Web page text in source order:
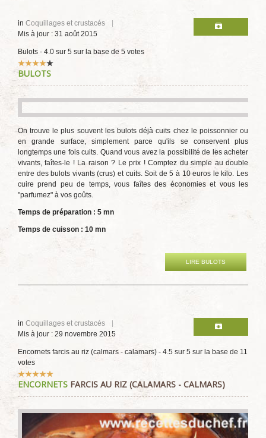
in Coquillages et crustacés
Mis à jour : 31 août 2015
Bulots - 4.0 sur 5 sur la base de 5 votes
Vote
utilisateur:
BULOTS
On trouve le plus souvent les bulots déjà cuits chez le poissonnier ou
en grande surface, simplement parce qu'ils se conservent plus
longtemps une fois cuits. Quand vous avez la possibilité de les acheter
vivants, faîtes-le ! La raison ? Le prix ! Comptez du simple au double
entre des bulots vivants (crus) et cuits. Soit de 5 à 10 euros le kilo. Les
cuire prend peu de temps, vous faîtes des économies et vous les
"parfumez" à vos goûts.
Temps de préparation : 5 mn
Temps de cuisson : 10 mn
LIRE BULOTS
in Coquillages et crustacés
Mis à jour : 29 novembre 2015
Encornets farcis au riz (calmars - calamars) - 4.5 sur 5 sur la base de 11
votes
Vote
utilisateur:5/5
ENCORNETS FARCIS AU RIZ (CALAMARS - CALMARS)